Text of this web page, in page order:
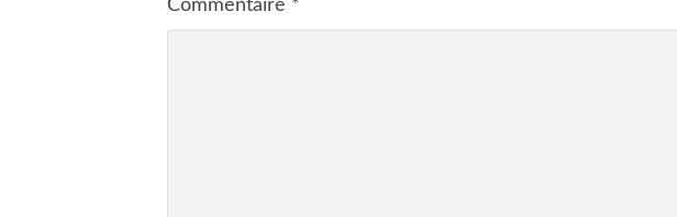
Commentaire *